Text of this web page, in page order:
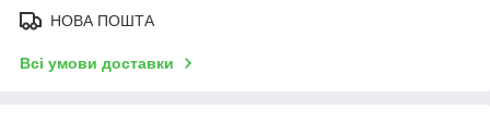
НОВА ПОШТА
Всі умови доставки